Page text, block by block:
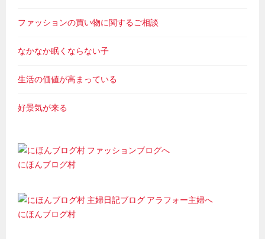
ファッションの買い物に関するご相談
なかなか眠くならない子
生活の価値が高まっている
好景気が来る
にほんブログ村
にほんブログ村